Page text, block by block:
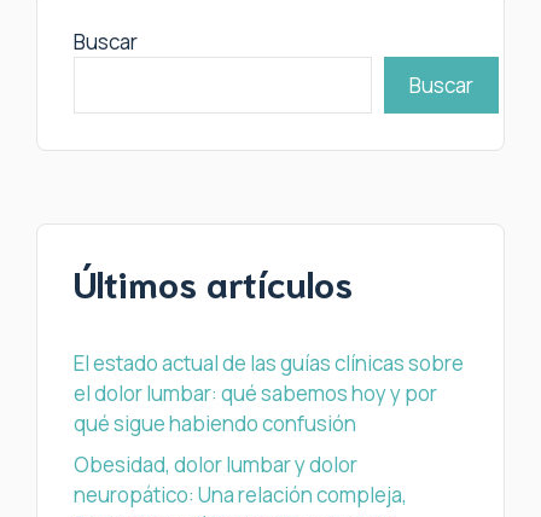
Buscar
Buscar
Últimos artículos
El estado actual de las guías clínicas sobre
el dolor lumbar: qué sabemos hoy y por
qué sigue habiendo confusión
Obesidad, dolor lumbar y dolor
neuropático: Una relación compleja,